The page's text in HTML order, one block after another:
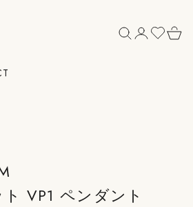
VP1 ペンダント